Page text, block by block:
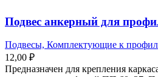
Подвес анкерный для
Подвесы, Комплектующие к
12,00 ₽
Предназначен для крепления